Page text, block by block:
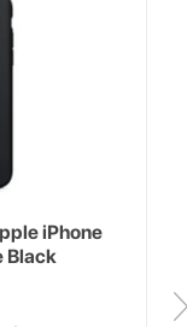
iPhone
Black